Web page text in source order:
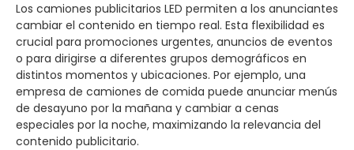
Los camiones publicitarios LED permiten a los anunciantes
cambiar el contenido en tiempo real. Esta flexibilidad es
crucial para promociones urgentes, anuncios de eventos
o para dirigirse a diferentes grupos demográficos en
distintos momentos y ubicaciones. Por ejemplo, una
empresa de camiones de comida puede anunciar menús
de desayuno por la mañana y cambiar a cenas
especiales por la noche, maximizando la relevancia del
contenido publicitario.